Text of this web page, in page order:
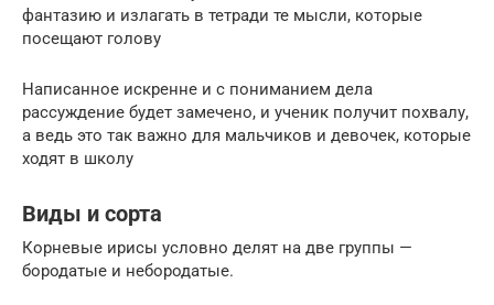
фантазию и излагать в тетради те мысли, которые
посещают голову
Написанное искренне и с пониманием дела
рассуждение будет замечено, и ученик получит похвалу,
а ведь это так важно для мальчиков и девочек, которые
ходят в школу
Виды и сорта
Корневые ирисы условно делят на две группы —
бородатые и небородатые.